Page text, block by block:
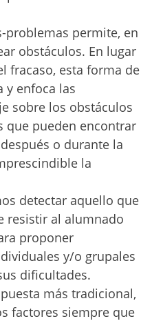
problemas permite, en
obstáculos. En lugar
fracaso, esta forma de
y enfoca las
sobre los obstáculos
que pueden encontrar
o durante la
la
detectar aquello que
resistir al alumnado
proponer
y/o grupales
dificultades.
más tradicional,
factores siempre que